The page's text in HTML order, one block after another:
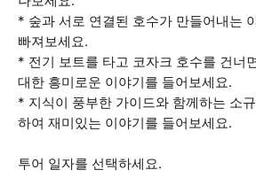
* 숲과 서로 연결된 호수가 만들어내는
빠져보세요.
* 전기 보트를 타고 코자크 호수를 건너
대한 흥미로운 이야기를 들어보세요.
* 지식이 풍부한 가이드와 함께하는 소
하여 재미있는 이야기를 들어보세요.
투어 일자를 선택하세요.